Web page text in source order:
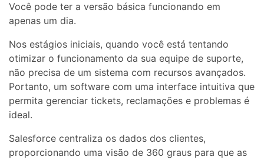
Você pode ter a versão básica funcionando em
apenas um dia.
Nos estágios iniciais, quando você está tentando
otimizar o funcionamento da sua equipe de suporte,
não precisa de um sistema com recursos avançados.
Portanto, um software com uma interface intuitiva que
permita gerenciar tickets, reclamações e problemas é
ideal.
Salesforce centraliza os dados dos clientes,
proporcionando uma visão de 360 ​​graus para que as